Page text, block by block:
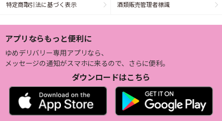
特定商取引法に基づく表示 酒類販売管理者標識
アプリならもっと便利に
ゆめデリバリー専用アプリなら、
メッセージの通知がスマホに来るので、さらに便利。
ダウンロードはこちら